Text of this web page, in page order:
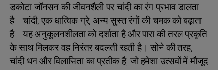
डकोटा जॉनसन की जीवनशैली पर चांदी का रंग प्रभाव डालता
है। चांदी, एक धात्विक ग्रे, अन्य सुस्त रंगों की चमक को बढ़ाता
है। यह अनुकूलनशीलता को दर्शाता है और पारा की तरल प्रकृति
के साथ मिलकर वह निरंतर बदलती रहती है। सोने की तरह,
चांदी धन और विलासिता का प्रतीक है, जो हमेशा उत्सवों में मौजूद